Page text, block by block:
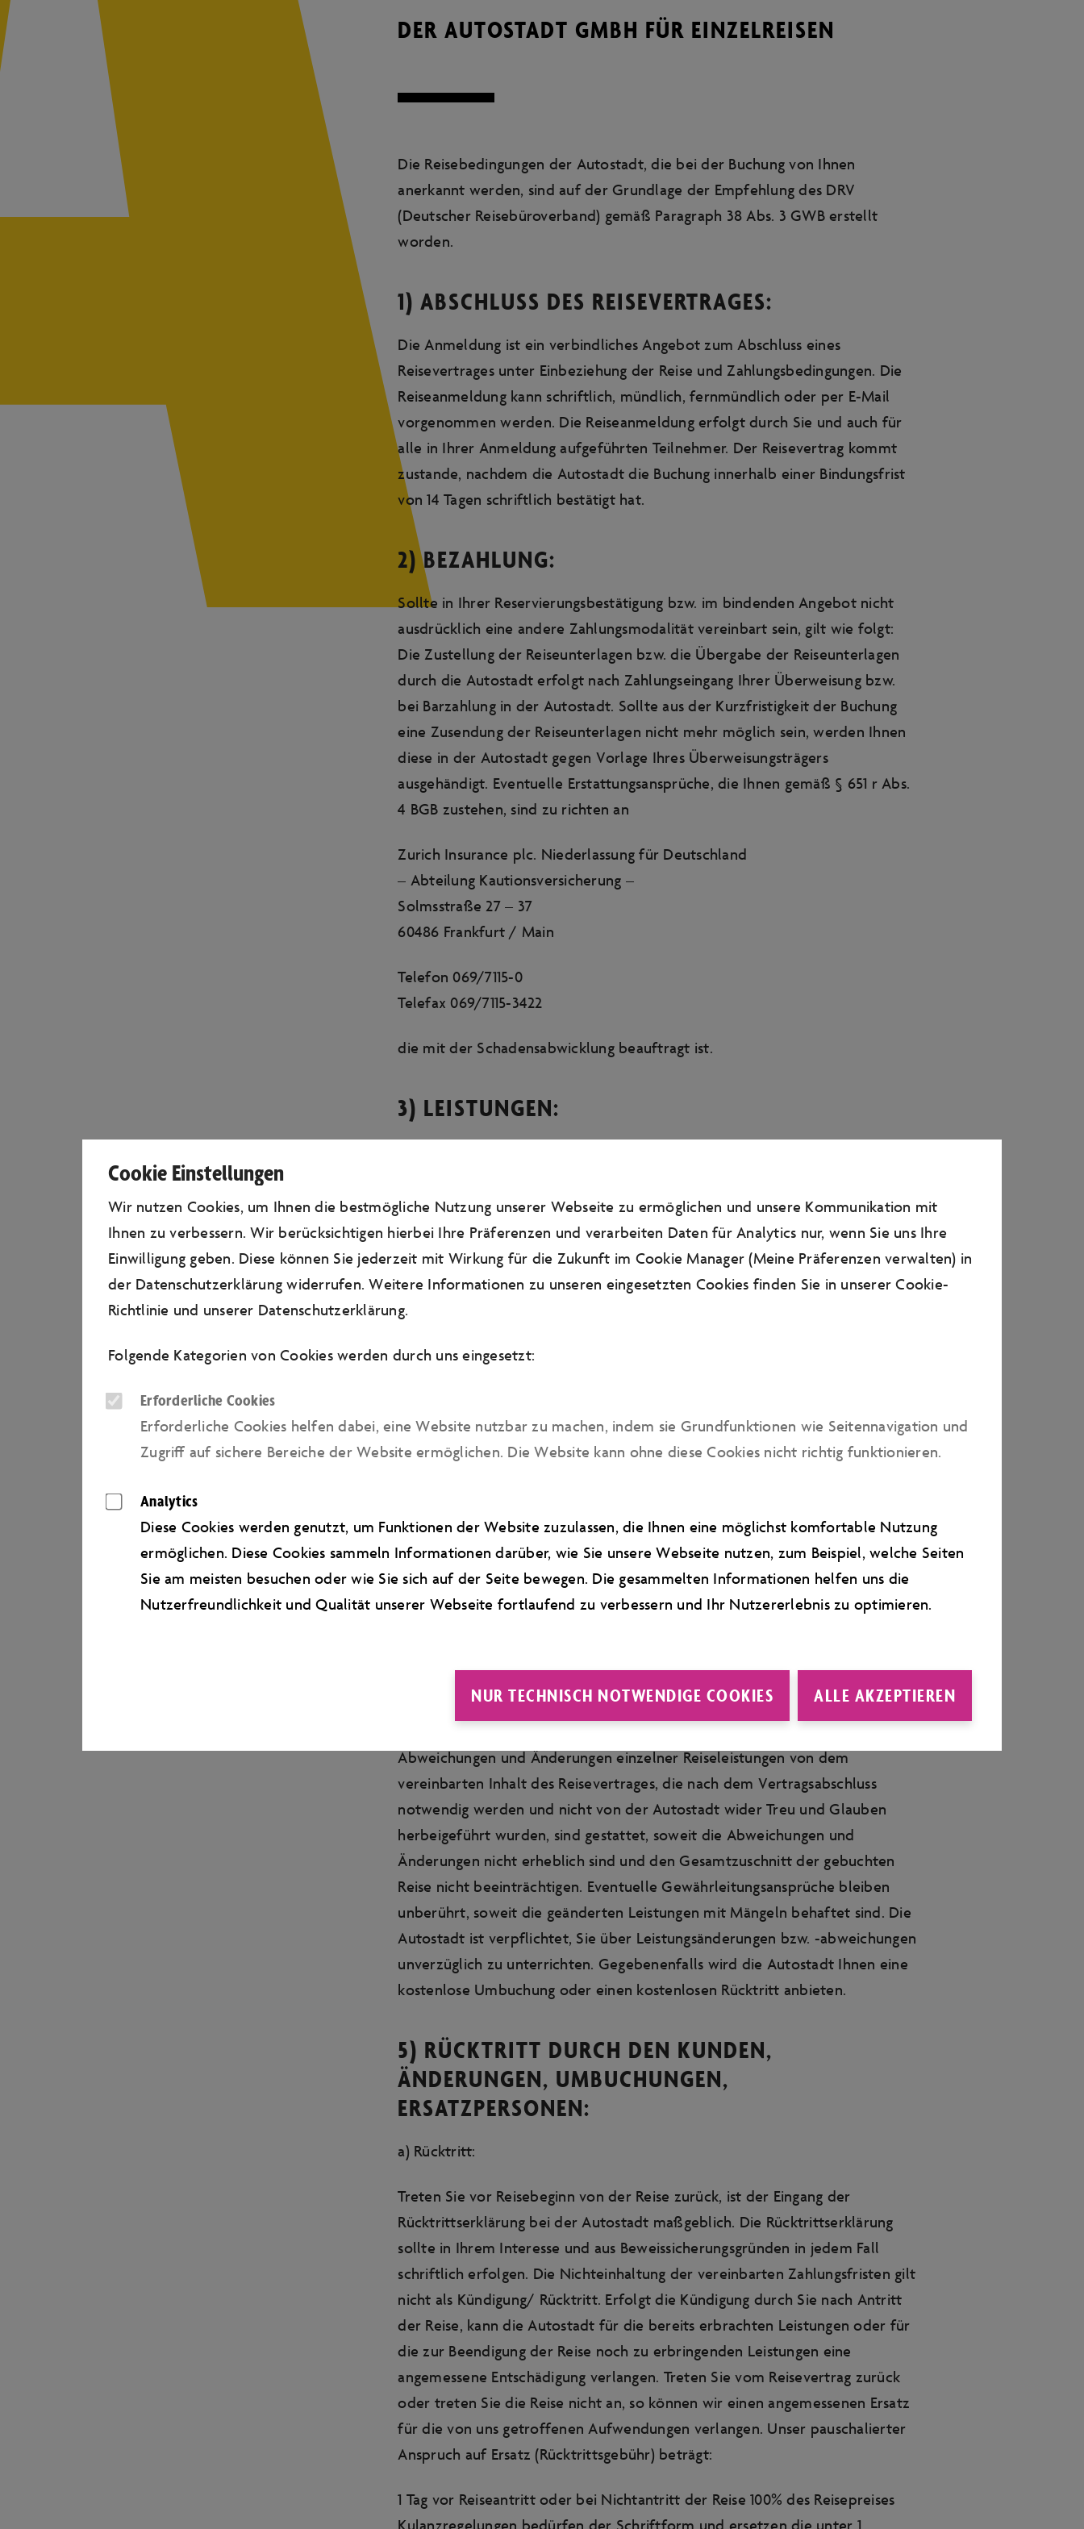
DER AUTOSTADT GMBH FÜR EINZELREISEN
Die Reisebedingungen der Autostadt, die bei der Buchung von Ihnen
anerkannt werden, sind auf der Grundlage der Empfehlung des DRV
(Deutscher Reisebüroverband) gemäß Paragraph 38 Abs. 3 GWB erstellt
worden.
1) ABSCHLUSS DES REISEVERTRAGES:
Die Anmeldung ist ein verbindliches Angebot zum Abschluss eines
Reisevertrages unter Einbeziehung der Reise und Zahlungsbedingungen. Die
Reiseanmeldung kann schriftlich, mündlich, fernmündlich oder per E-Mail
vorgenommen werden. Die Reiseanmeldung erfolgt durch Sie und auch für
alle in Ihrer Anmeldung aufgeführten Teilnehmer. Der Reisevertrag kommt
zustande, nachdem die Autostadt die Buchung innerhalb einer Bindungsfrist
von 14 Tagen schriftlich bestätigt hat.
2) BEZAHLUNG:
Sollte in Ihrer Reservierungsbestätigung bzw. im bindenden Angebot nicht
ausdrücklich eine andere Zahlungsmodalität vereinbart sein, gilt wie folgt:
Die Zustellung der Reiseunterlagen bzw. die Übergabe der Reiseunterlagen
durch die Autostadt erfolgt nach Zahlungseingang Ihrer Überweisung bzw.
bei Barzahlung in der Autostadt. Sollte aus der Kurzfristigkeit der Buchung
eine Zusendung der Reiseunterlagen nicht mehr möglich sein, werden Ihnen
diese in der Autostadt gegen Vorlage Ihres Überweisungsträgers
ausgehändigt. Eventuelle Erstattungsansprüche, die Ihnen gemäß § 651 r Abs.
4 BGB zustehen, sind zu richten an
Zurich Insurance plc. Niederlassung für Deutschland
– Abteilung Kautionsversicherung –
Solmsstraße 27 – 37
60486 Frankfurt / Main
Telefon 069/7115-0
Telefax 069/7115-3422
die mit der Schadensabwicklung beauftragt ist.
3) LEISTUNGEN:
hierauf bezugnehmenden Angaben in der Reisebestätigung. Die in den
Informationsunterlagen enthaltenen Angaben zum Zeitpunkt des
Vertragsschlusses sind für die Autostadt bindend. Die Autostadt behält sich
jedoch ausdrücklich vor, in begründeten Einzelfällen vor Vertragsabschluss
eine Änderung der Prospektangaben vorzunehmen, über die wir sie
Autostadt erstellt und Ihren Informationsunterlagen beigelegt wurden,
Fremdleistungen
Fußball GmbH, gilt Folgendes:
1. Der im Angebot angebotene Termin und der Spieltag können sich aufgrund
aktueller Ereignisse verändern. Die Verlegung von Spielzeiten und Spieltagen
rechtfertigen keine kostenlose Stornierung.
4) LEISTUNGS- UND PREISÄNDERUNGEN:
Abweichungen und Änderungen einzelner Reiseleistungen von dem
vereinbarten Inhalt des Reisevertrages, die nach dem Vertragsabschluss
notwendig werden und nicht von der Autostadt wider Treu und Glauben
herbeigeführt wurden, sind gestattet, soweit die Abweichungen und
Änderungen nicht erheblich sind und den Gesamtzuschnitt der gebuchten
Reise nicht beeinträchtigen. Eventuelle Gewährleitungsansprüche bleiben
unberührt, soweit die geänderten Leistungen mit Mängeln behaftet sind. Die
Autostadt ist verpflichtet, Sie über Leistungsänderungen bzw. -abweichungen
unverzüglich zu unterrichten. Gegebenenfalls wird die Autostadt Ihnen eine
kostenlose Umbuchung oder einen kostenlosen Rücktritt anbieten.
5) RÜCKTRITT DURCH DEN KUNDEN,
ÄNDERUNGEN, UMBUCHUNGEN,
ERSATZPERSONEN:
a) Rücktritt:
Treten Sie vor Reisebeginn von der Reise zurück, ist der Eingang der
Rücktrittserklärung bei der Autostadt maßgeblich. Die Rücktrittserklärung
sollte in Ihrem Interesse und aus Beweissicherungsgründen in jedem Fall
schriftlich erfolgen. Die Nichteinhaltung der vereinbarten Zahlungsfristen gilt
nicht als Kündigung/ Rücktritt. Erfolgt die Kündigung durch Sie nach Antritt
der Reise, kann die Autostadt für die bereits erbrachten Leistungen oder für
die zur Beendigung der Reise noch zu erbringenden Leistungen eine
angemessene Entschädigung verlangen. Treten Sie vom Reisevertrag zurück
oder treten Sie die Reise nicht an, so können wir einen angemessenen Ersatz
für die von uns getroffenen Aufwendungen verlangen. Unser pauschalierter
Anspruch auf Ersatz (Rücktrittsgebühr) beträgt:
1 Tag vor Reiseantritt oder bei Nichtantritt der Reise 100% des Reisepreises
Kulanzregelungen bedürfen der Schriftform und ersetzen die unter 1.
Cookie Einstellungen
Wir nutzen Cookies, um Ihnen die bestmögliche Nutzung unserer Webseite zu ermöglichen und unsere Kommunikation mit
Ihnen zu verbessern. Wir berücksichtigen hierbei Ihre Präferenzen und verarbeiten Daten für Analytics nur, wenn Sie uns Ihre
Einwilligung geben. Diese können Sie jederzeit mit Wirkung für die Zukunft im Cookie Manager (Meine Präferenzen verwalten) in
der Datenschutzerklärung widerrufen. Weitere Informationen zu unseren eingesetzten Cookies finden Sie in unsererCookie-
Richtlinie und unserer Datenschutzerklärung.
Folgende Kategorien von Cookies werden durch uns eingesetzt:
Erforderliche Cookies
Erforderliche Cookies helfen dabei, eine Website nutzbar zu machen, indem sie Grundfunktionen wie Seitennavigation und
Zugriﬀ auf sichere Bereiche der Website ermöglichen. Die Website kann ohne diese Cookies nicht richtig funktionieren.
Analytics
Diese Cookies werden genutzt, um Funktionen der Website zuzulassen, die Ihnen eine möglichst komfortable Nutzung
ermöglichen. Diese Cookies sammeln Informationen darüber, wie Sie unsere Webseite nutzen, zum Beispiel, welche Seiten
Sie am meisten besuchen oder wie Sie sich auf der Seite bewegen. Die gesammelten Informationen helfen uns die
Nutzerfreundlichkeit und Qualität unserer Webseite fortlaufend zu verbessern und Ihr Nutzererlebnis zu optimieren.
NUR TECHNISCH NOTWENDIGE COOKIES ALLE AKZEPTIEREN